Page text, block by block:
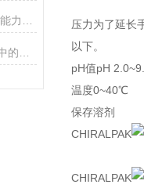
压力为了延长
以下。
pH值pH
温度0~40℃
保存溶剂
CHIRALPAK
CHIRALPAK